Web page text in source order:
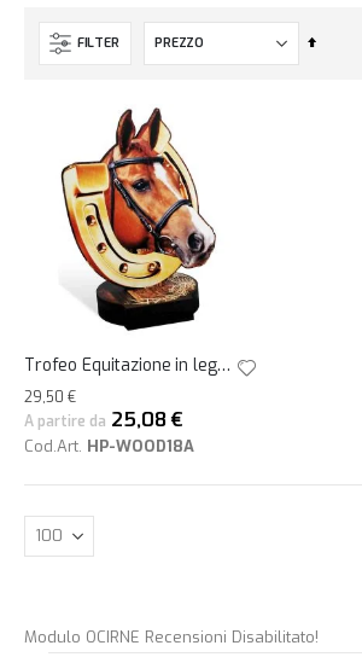
FILTER
Imposta
Trofeo Equitazione in legno ferro di cavallo h25
29,50 €
A partire da 25,08 €
Cod.Art. HP-WOOD18A
Modulo OCIRNE Recensioni Disabilitato!